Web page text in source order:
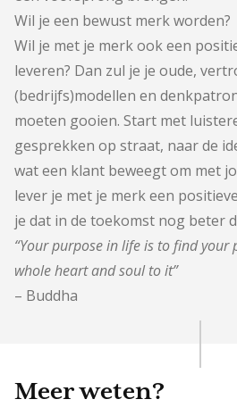
Wil je een bewust merk worden?
Wil je met je merk ook een
leveren? Dan zul je je oude,
(bedrijfs)modellen en
moeten gooien. Start met
gesprekken op straat, naar de
wat een klant beweegt om met
lever je met je merk een
je dat in de toekomst nog beter
“Your purpose in life is to find your
whole heart and soul to it”
– Buddha
Meer weten?